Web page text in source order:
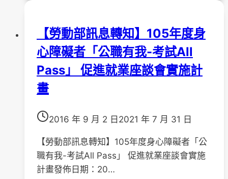
休
息
讓
您
更
長
遠
命
影
生
愛
承
計
畫
【勞動部訊息轉知】105年度身
心障礙者「公職有我-考試All
Pass」 促進就業座談會實施計
畫
2016 年 9 月 2 日 2021 年 7 月 31 日
【勞動部訊息轉知】105年度身心障礙者「公
職有我-考試All Pass」 促進就業座談會實施
計畫發佈日期：20…